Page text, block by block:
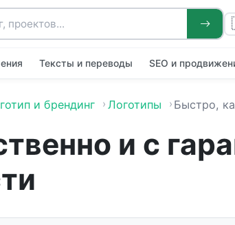
Тексты и переводы SEO и
и брендинг Логотипы Быстро, качественно и с
и с